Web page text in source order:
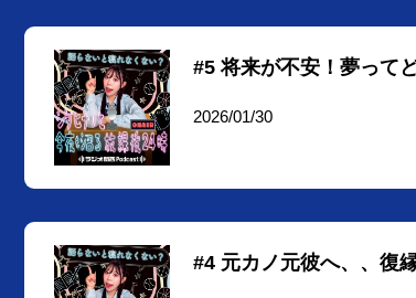
#5 将来が不安！夢って
2026/01/30
#4 元カノ元彼へ、、復